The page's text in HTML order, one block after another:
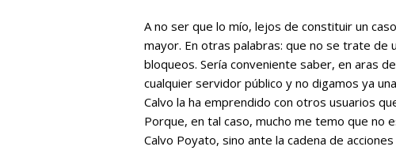
A no ser que lo mío, lejos de constituir un
mayor. En otras palabras: que no se trate de
bloqueos. Sería conveniente saber, en aras
cualquier servidor público y no digamos ya
Calvo la ha emprendido con otros usuarios
Porque, en tal caso, mucho me temo que no
Calvo Poyato, sino ante la cadena de